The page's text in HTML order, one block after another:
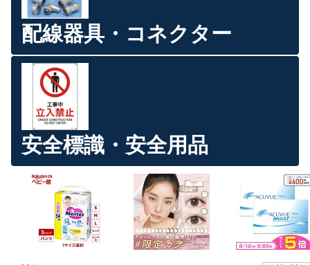
配線器具・コネクター
安全標識・安全用品